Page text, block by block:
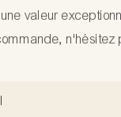
valeur
n'hésitez